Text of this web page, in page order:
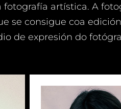
artística. A
se consigue coa
de expresión do